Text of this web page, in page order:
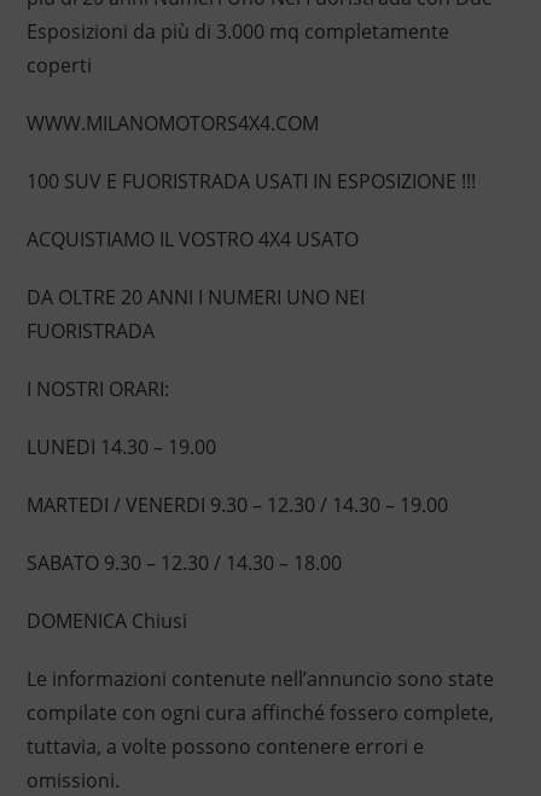
Esposizioni da più di 3.000 mq completamente
coperti
WWW.MILANOMOTORS4X4.COM
100 SUV E FUORISTRADA USATI IN ESPOSIZIONE !!!
ACQUISTIAMO IL VOSTRO 4X4 USATO
DA OLTRE 20 ANNI I NUMERI UNO NEI
FUORISTRADA
I NOSTRI ORARI:
LUNEDI 14.30 – 19.00
MARTEDI / VENERDI 9.30 – 12.30 / 14.30 – 19.00
SABATO 9.30 – 12.30 / 14.30 – 18.00
DOMENICA Chiusi
Le informazioni contenute nell’annuncio sono state
compilate con ogni cura affinché fossero complete,
tuttavia, a volte possono contenere errori e
omissioni.